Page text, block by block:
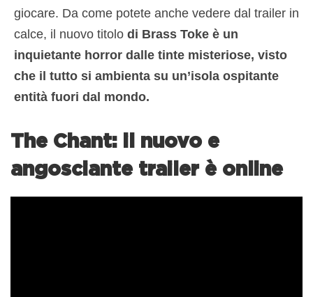
giocare. Da come potete anche vedere dal trailer in
calce, il nuovo titolo di Brass Toke è un
inquietante horror dalle tinte misteriose, visto
che il tutto si ambienta su un’isola ospitante
entità fuori dal mondo.
The Chant: il nuovo e
angosciante trailer è online